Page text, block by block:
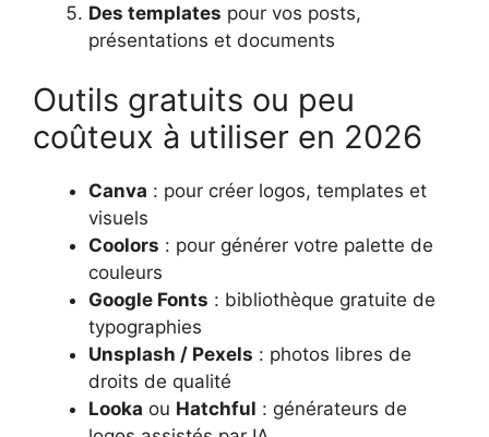
Des templates pour vos posts,
présentations et documents
Outils gratuits ou peu
coûteux à utiliser en 2026
Canva : pour créer logos, templates et
visuels
Coolors : pour générer votre palette de
couleurs
Google Fonts : bibliothèque gratuite de
typographies
Unsplash / Pexels : photos libres de
droits de qualité
Looka ou Hatchful : générateurs de